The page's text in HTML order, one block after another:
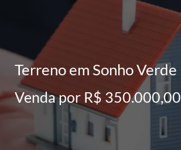
Terreno em Sonho Verde
Venda por R$ 350.000,00